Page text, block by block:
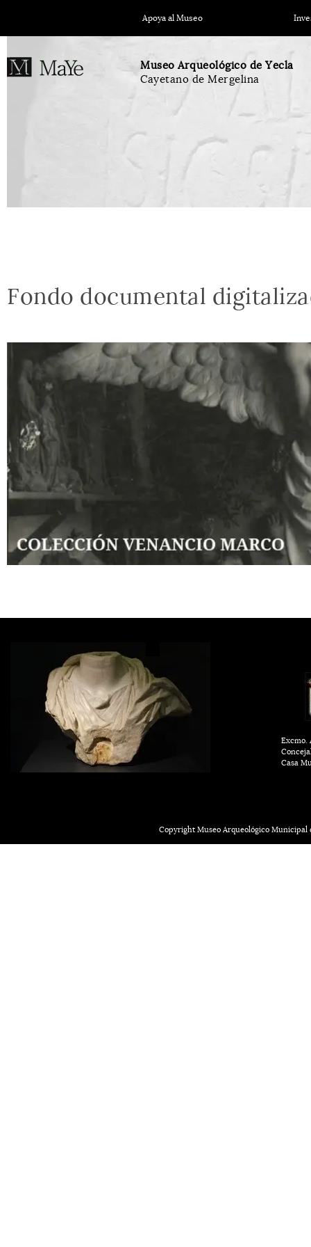
Apoya al Museo
Museo Arqueológico de Yecla
Cayetano de Mergelina
Fondo documental
Excmo.
Casa
Copyright Museo Arqueológico Municipal